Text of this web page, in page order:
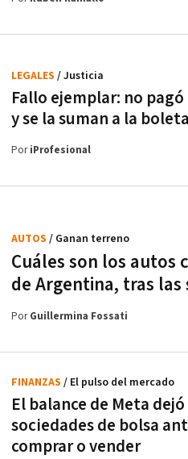
Fallo ejemplar: no
y se la suman a la
LEGALES / Justicia
PoriProfesional
Cuáles son los autos
de Argentina, tras las
AUTOS / Ganan terreno
PorGuillermina Fossati
El balance de Meta
sociedades de bolsa
comprar o vender
FINANZAS / El pulso del mercado